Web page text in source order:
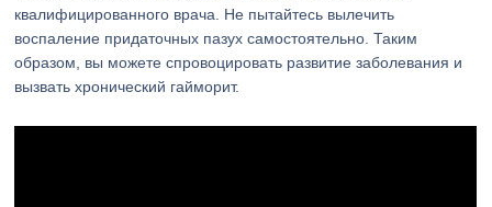
квалифицированного врача. Не пытайтесь вылечить
воспаление придаточных пазух самостоятельно. Таким
образом, вы можете спровоцировать развитие заболевания и
вызвать хронический гайморит.